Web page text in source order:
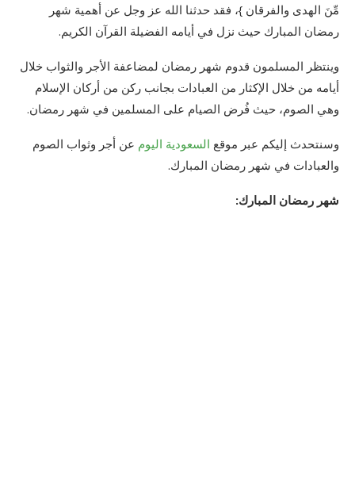
مِّنَ الهدى والفرقان }، فقد حدثنا الله عز وجل عن أهمية شهر
رمضان المبارك حيث نزل في أيامه الفضيلة القرآن الكريم.
وينتظر المسلمون قدوم شهر رمضان لمضاعفة الأجر والثواب خلال
أيامه من خلال الإكثار من العبادات بجانب ركن من أركان الإسلام
وهي الصوم، حيث فُرض الصيام على المسلمين في شهر رمضان.
وسنتحدث إليكم عبر موقع السعودية اليوم عن أجر وثواب الصوم
والعبادات في شهر رمضان المبارك.
شهر رمضان المبارك: